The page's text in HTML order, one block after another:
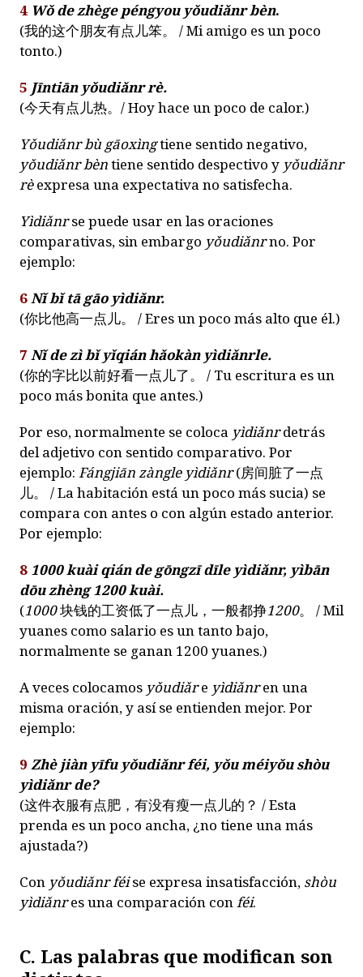
4 Wǒ de zhège péngyou yǒudiǎnr bèn.
(我的这个朋友有点儿笨。
/ Mi amigo es un poco
tonto.)
5 Jīntiān yǒudiǎnr rè.
(今天有点儿热。 / Hoy hace un poco de calor.)
Yǒudiǎnr bù gāoxìngtiene sentido negativo,
yǒudiǎnr bèntiene sentido despectivo y yǒudiǎnr
rèexpresa una expectativa no satisfecha.
Yìdiǎnrse puede usar en las oraciones
comparativas, sin embargo yǒudiǎnrno. Por
ejemplo:
6Nǐ bǐ tā gāo yìdiǎnr.
(你比他高一点儿。
/ Eres un poco más alto que él.)
7 Nǐ de zì bǐ yǐqián hǎokàn yìdiǎnrle.
(你的字比以前好看一点儿了。
/ Tu escritura es un
poco más bonita que antes.)
Por eso, normalmente se coloca yìdiǎnrdetrás
del adjetivo con sentido comparativo. Por
ejemplo: Fángjiān zàngle yìdiǎnr(房间脏了一点
儿。
/ La habitación está un poco más sucia) se
compara con antes o con algún estado anterior.
Por ejemplo:
8 1000 kuài qián de gōngzī dīle yìdiǎnr, yìbān
dōu zhèng 1200 kuài.
(1000块钱的工资低了一点儿，一般都挣1200。
/ Mil
yuanes como salario es un tanto bajo,
normalmente se ganan 1200 yuanes.)
A veces colocamos yǒudiǎre yìdiǎnren una
misma oración, y así se entienden mejor. Por
ejemplo:
9 Zhè jiàn yīfu yǒudiǎnr féi, yǒu méiyǒu shòu
yìdiǎnr de?
(这件衣服有点肥，有没有瘦一点儿的？ / Esta
prenda es un poco ancha, ¿no tiene una más
ajustada?)
Con yǒudiǎnr féise expresa insatisfacción, shòu
yìdiǎnres una comparación conféi.
C. Las palabras que modifican son